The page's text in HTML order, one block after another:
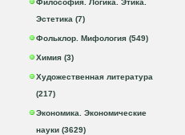
Эстетика (7)
Фольклор. Мифология (549)
Химия (3)
Художественная литература
(217)
Экономика. Экономические
науки (3629)